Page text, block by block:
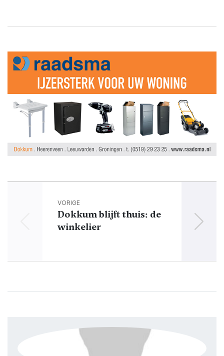
VORIGE
Dokkum blijft thuis: de
winkelier